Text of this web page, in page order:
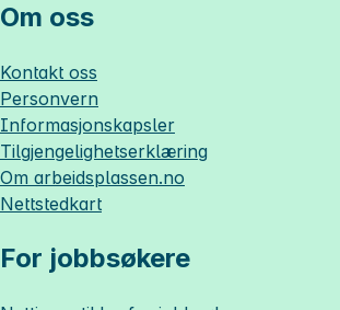
Om oss
Kontakt oss
Personvern
Informasjonskapsler
Tilgjengelighetserklæring
Om arbeidsplassen.no
Nettstedkart
For jobbsøkere